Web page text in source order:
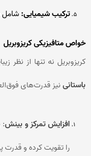
ترکیب شیمیایی:شامل
خواص متافیزیکی کریزوبریل
کریزوبریل نه تنها از نظر
باستانینیز قدرت‌های
افزایش تمرکز و بینش:
را تقویت کرده و